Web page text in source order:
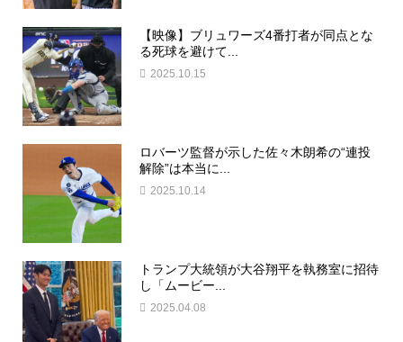
【映像】ブリュワーズ4番打者が同点とな
る死球を避けて...
2025.10.15
ロバーツ監督が示した佐々木朗希の“連投
解除”は本当に...
2025.10.14
トランプ大統領が大谷翔平を執務室に招待
し「ムービー...
2025.04.08